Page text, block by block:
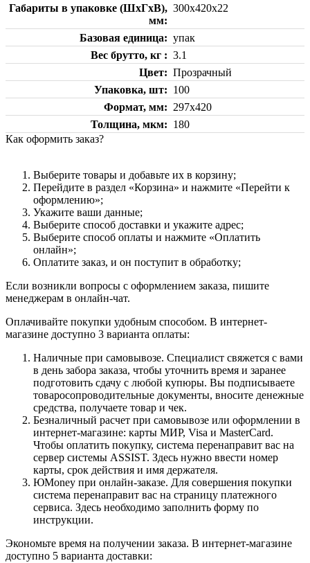
Габариты в упаковке (ШхГхВ),
мм
300х420х22
Базовая единица
упак
Вес брутто, кг
3.1
Цвет
Прозрачный
Упаковка, шт
100
Формат, мм
297х420
Толщина, мкм
180
Как оформить заказ?
Выберите товары и добавьте их в корзину;
Перейдите в раздел «Корзина» и нажмите «Перейти к
оформлению»;
Укажите ваши данные;
Выберите способ доставки и укажите адрес;
Выберите способ оплаты и нажмите «Оплатить
онлайн»;
Оплатите заказ, и он поступит в обработку;
Если возникли вопросы с оформлением заказа, пишите
менеджерам в онлайн-чат.
Оплачивайте покупки удобным способом. В интернет-
магазине доступно 3 варианта оплаты:
Наличные при самовывозе. Специалист свяжется с вами
в день забора заказа, чтобы уточнить время и заранее
подготовить сдачу с любой купюры. Вы подписываете
товаросопроводительные документы, вносите денежные
средства, получаете товар и чек.
Безналичный расчет при самовывозе или оформлении в
интернет-магазине: карты МИР, Visa и MasterCard.
Чтобы оплатить покупку, система перенаправит вас на
сервер системы ASSIST. Здесь нужно ввести номер
карты, срок действия и имя держателя.
ЮMoney при онлайн-заказе. Для совершения покупки
система перенаправит вас на страницу платежного
сервиса. Здесь необходимо заполнить форму по
инструкции.
Экономьте время на получении заказа. В интернет-магазине
доступно 5 варианта доставки: